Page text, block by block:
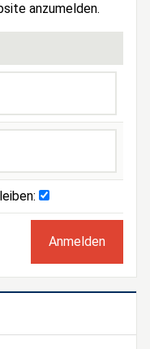
anzumelden.